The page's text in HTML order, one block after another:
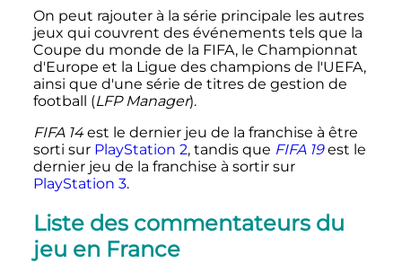
On peut rajouter à la série principale les autres
jeux qui couvrent des événements tels que la
Coupe du monde de la FIFA, le Championnat
d'Europe et la Ligue des champions de l'UEFA,
ainsi que d'une série de titres de gestion de
football (LFP Manager).
FIFA 14est le dernier jeu de la franchise à être
sorti sur PlayStation 2, tandis que FIFA 19est le
dernier jeu de la franchise à sortir sur
PlayStation 3.
Liste des commentateurs du
jeu en France